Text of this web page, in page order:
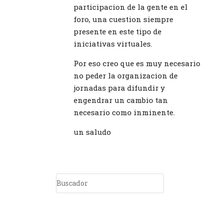
participacion de la gente en el
foro, una cuestion siempre
presente en este tipo de
iniciativas virtuales.
Por eso creo que es muy necesario
no peder la organizacion de
jornadas para difundir y
engendrar un cambio tan
necesario como inminente.
un saludo